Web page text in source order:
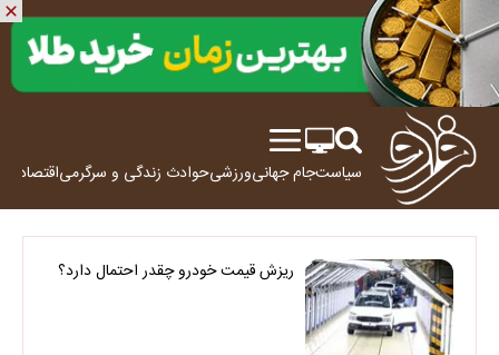
سیاستجام جهانیورزشیحوادث زندگی و سرگرمیاقتصاد
ریزش قیمت خودرو چقدر احتمال دارد؟